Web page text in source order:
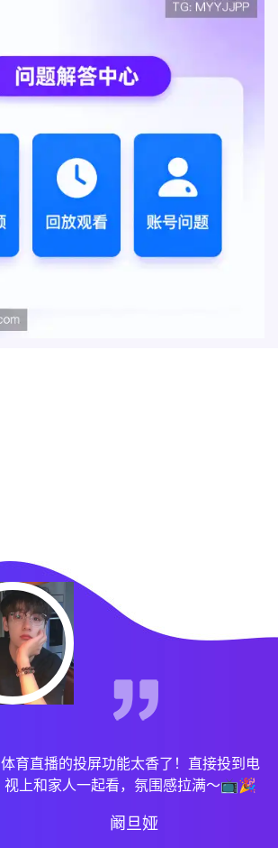
看了这么多体育直播平台，这里的赛事画
质简直绝了！欧冠决赛时镜头跟进超及
🔥